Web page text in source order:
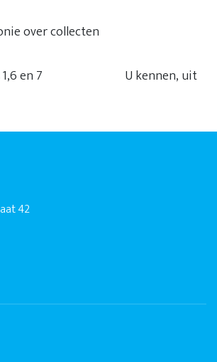
over collecten
1,6 en 7 U kennen, uit
42